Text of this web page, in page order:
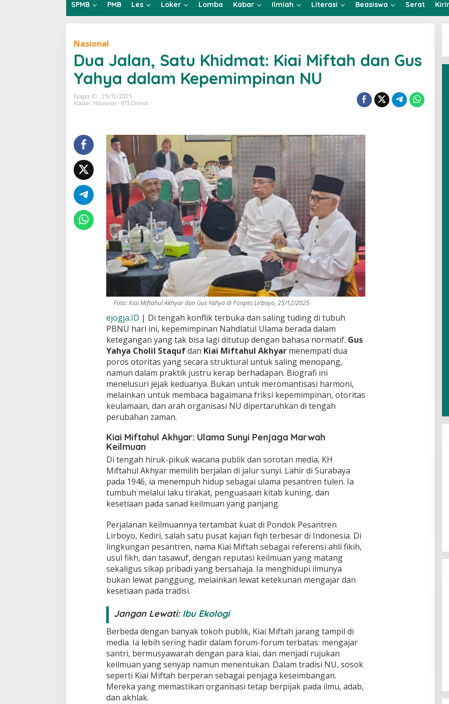
SPMB PMB Les Loker Lomba Kabar Ilmiah Literasi Beasiswa Serat
Nasional
Dua Jalan, Satu Khidmat: Kiai Miftah dan Gus
Yahya dalam Kepemimpinan NU
Ejogja ID
25/12/2025
Kabar, Nasional 873 Dilihat
Foto: Kiai Miftahul Akhyar dan Gus Yahya di Ponpes Lirboyo, 25/12/2025
ejogja.ID | Di tengah konflik terbuka dan saling tuding di tubuh
PBNU hari ini, kepemimpinan Nahdlatul Ulama berada dalam
ketegangan yang tak bisa lagi ditutup dengan bahasa normatif. Gus
Yahya Cholil Staqufdan Kiai Miftahul Akhyarmenempati dua
poros otoritas yang secara struktural untuk saling menopang,
namun dalam praktik justru kerap berhadapan. Biografi ini
menelusuri jejak keduanya. Bukan untuk meromantisasi harmoni,
melainkan untuk membaca bagaimana friksi kepemimpinan, otoritas
keulamaan, dan arah organisasi NU dipertaruhkan di tengah
perubahan zaman.
Kiai Miftahul Akhyar: Ulama Sunyi Penjaga Marwah
Keilmuan
Di tengah hiruk-pikuk wacana publik dan sorotan media, KH
Miftahul Akhyar memilih berjalan di jalur sunyi. Lahir di Surabaya
pada 1946, ia menempuh hidup sebagai ulama pesantren tulen. Ia
tumbuh melalui laku tirakat, penguasaan kitab kuning, dan
kesetiaan pada sanad keilmuan yang panjang.
Perjalanan keilmuannya tertambat kuat di Pondok Pesantren
Lirboyo, Kediri, salah satu pusat kajian fiqh terbesar di Indonesia. Di
lingkungan pesantren, nama Kiai Miftah sebagai referensi ahli fikih,
usul fikh, dan tasawuf, dengan reputasi keilmuan yang matang
sekaligus sikap pribadi yang bersahaja. Ia menghidupi ilmunya
bukan lewat panggung, melainkan lewat ketekunan mengajar dan
kesetiaan pada tradisi.
Jangan Lewati: Ibu Ekologi
Berbeda dengan banyak tokoh publik, Kiai Miftah jarang tampil di
media. Ia lebih sering hadir dalam forum-forum terbatas: mengajar
santri, bermusyawarah dengan para kiai, dan menjadi rujukan
keilmuan yang senyap namun menentukan. Dalam tradisi NU, sosok
seperti Kiai Miftah berperan sebagai penjaga keseimbangan.
Mereka yang memastikan organisasi tetap berpijak pada ilmu, adab,
dan akhlak.
Menanti Jogja yang Kembali Resik
Di Literasi, Opini
Substansi Kefakiran